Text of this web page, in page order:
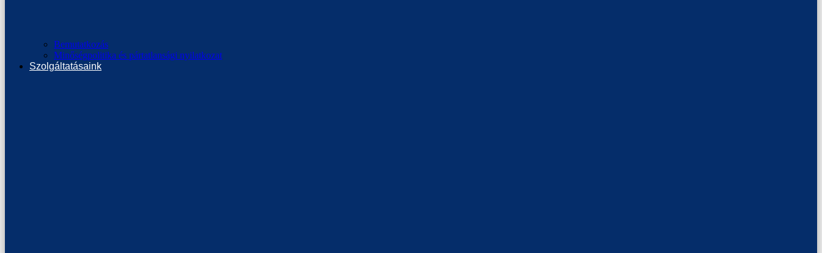
Bemutatkozás
Minőségpolitika és pártatlansági nyilatkozat
Szolgáltatásaink